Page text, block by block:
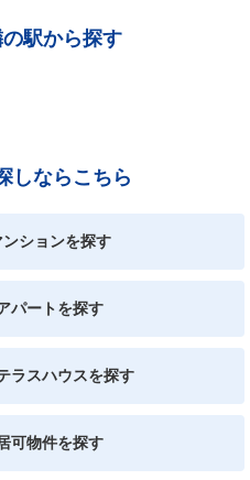
駅から探す
しならこちら
ションを探す
パートを探す
ラスハウスを探す
可物件を探す